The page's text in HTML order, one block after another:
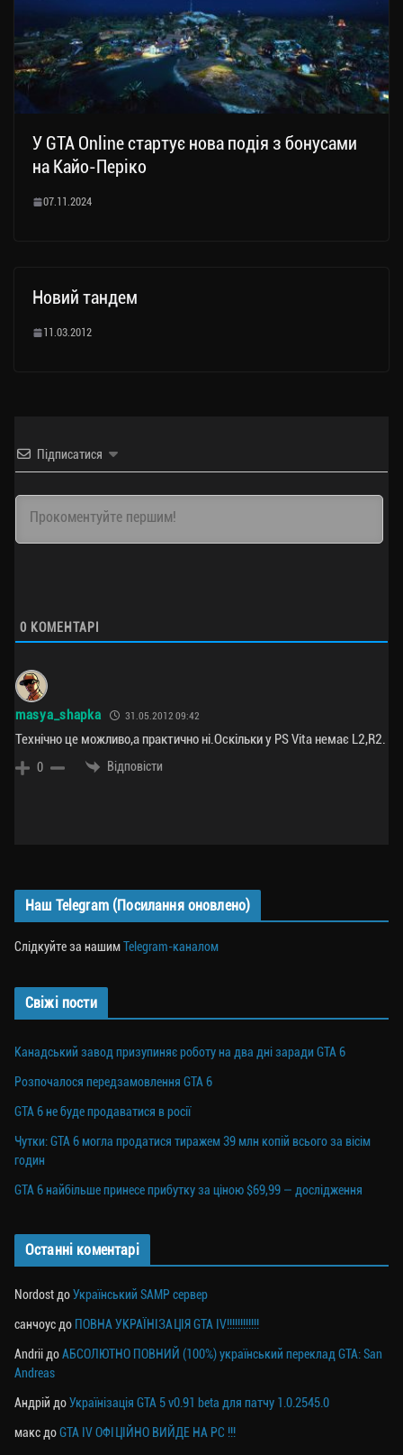
У GTA Online стартує нова подія з бонусами
на Кайо-Періко
07.11.2024
Новий тандем
11.03.2012
Підписатися
0 КОМЕНТАРІ
masya_shapka 31.05.2012 09:42
Технічно це можливо,а практично ні.Оскільки у PS Vita немає L2,R2.
0 Відповісти
Наш Telegram (Посилання оновлено)
Слідкуйте за нашимTelegram-каналом
Свіжі пости
Канадський завод призупиняє роботу на два дні заради GTA 6
Розпочалося передзамовлення GTA 6
GTA 6 не буде продаватися в росії
Чутки: GTA 6 могла продатися тиражем 39 млн копій всього за вісім
годин
GTA 6 найбільше принесе прибутку за ціною $69,99 — дослідження
Останні коментарі
Nordost доУкраїнський SAMP сервер
санчоус до ПОВНА УКРАЇНІЗАЦІЯ GTA IV!!!!!!!!!!!!
Andrii доАБСОЛЮТНО ПОВНИЙ (100%) український переклад GTA: San
Andreas
Андрій доУкраїнізація GTA 5 v0.91 beta для патчу 1.0.2545.0
макс доGTA IV ОФІЦІЙНО ВИЙДЕ НА PC !!!